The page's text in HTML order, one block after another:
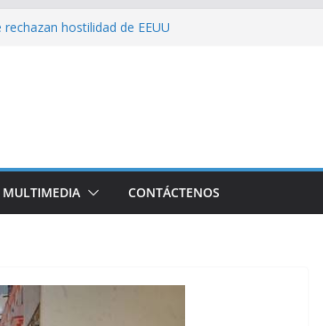
del bloqueo, denuncia Cuba
relación diplomática con
MULTIMEDIA CONTÁCTENOS